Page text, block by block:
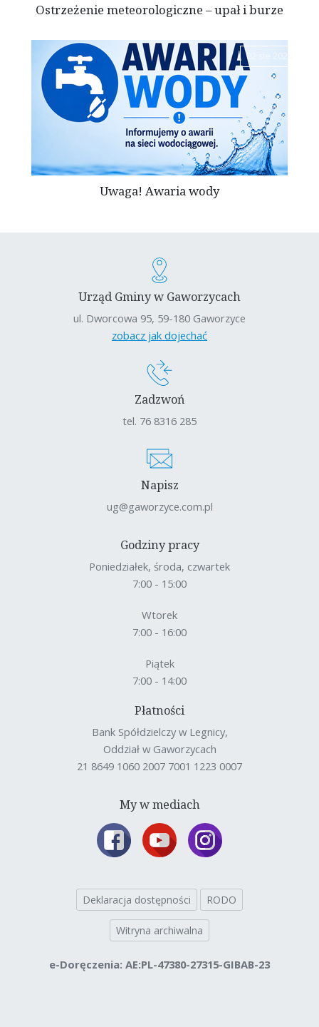
Ostrzeżenie meteorologiczne – upał i burze
02 sie 2026
Uwaga! Awaria wody
Urząd Gminy w Gaworzycach
ul. Dworcowa 95, 59-180 Gaworzyce
zobacz jak dojechać
Zadzwoń
tel. 76 8316 285
Napisz
ug@gaworzyce.com.pl
Godziny pracy
Poniedziałek, środa, czwartek
7:00 - 15:00
Wtorek
7:00 - 16:00
Piątek
7:00 - 14:00
Płatności
Bank Spółdzielczy w Legnicy,
Oddział w Gaworzycach
21 8649 1060 2007 7001 1223 0007
My w mediach
Deklaracja dostępności RODO
Witryna archiwalna
e-Doręczenia: AE:PL-47380-27315-GIBAB-23